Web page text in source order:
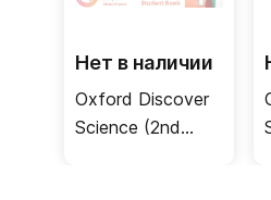
Нет в наличии
Oxford Discover
Science (2nd